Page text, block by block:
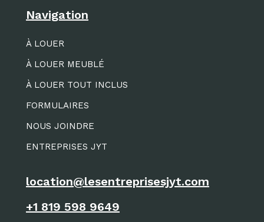
Navigation
À LOUER
À LOUER MEUBLÉ
À LOUER TOUT INCLUS
FORMULAIRES
NOUS JOINDRE
ENTREPRISES JYT
location@lesentreprisesjyt.com
+1 819 598 9649